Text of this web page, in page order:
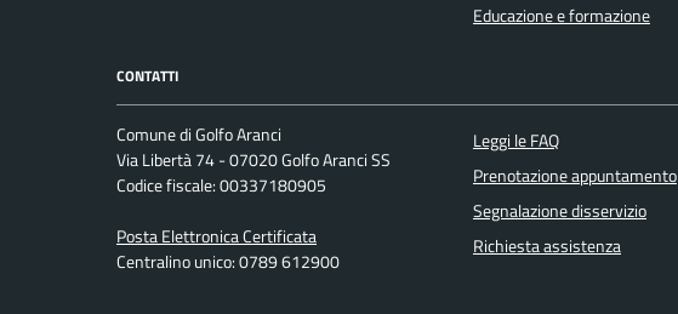
Educazione e formazione
CONTATTI
Comune di Golfo Aranci
Via Libertà 74 - 07020 Golfo Aranci SS
Codice fiscale: 00337180905
Posta Elettronica Certificata
Centralino unico: 0789 612900
Leggi le FAQ
Prenotazione appuntamento
Segnalazione disservizio
Richiesta assistenza